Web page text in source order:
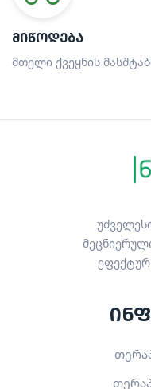
ᲛᲘᲬᲝᲓᲔᲑᲐ
მთელი ქვეყნის